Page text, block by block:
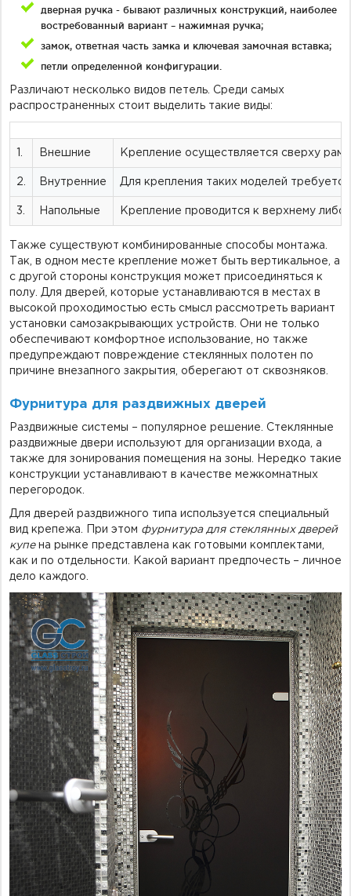
дверная ручка - бывают различных конструкций, наиболее
востребованный вариант – нажимная ручка;
замок, ответная часть замка и ключевая замочная вставка;
петли определенной конфигурации.
Различают несколько видов петель. Среди самых
распространенных стоит выделить такие виды:
Внешние Крепление осуществляется сверху
2. Внутренние Для крепления таких моделей
3. Напольные Крепление проводится к верхнему
Также существуют комбинированные способы монтажа.
Так, в одном месте крепление может быть вертикальное, а
с другой стороны конструкция может присоединяться к
полу. Для дверей, которые устанавливаются в местах в
высокой проходимостью есть смысл рассмотреть вариант
установки самозакрывающих устройств. Они не только
обеспечивают комфортное использование, но также
предупреждают повреждение стеклянных полотен по
причине внезапного закрытия, оберегают от сквозняков.
Фурнитура для раздвижных дверей
Раздвижные системы – популярное решение. Стеклянные
раздвижные двери используют для организации входа, а
также для зонирования помещения на зоны. Нередко такие
конструкции устанавливают в качестве межкомнатных
перегородок.
Для дверей раздвижного типа используется специальный
вид крепежа. При этом фурнитура для стеклянных дверей
купе на рынке представлена как готовыми комплектами,
как и по отдельности. Какой вариант предпочесть – личное
дело каждого.